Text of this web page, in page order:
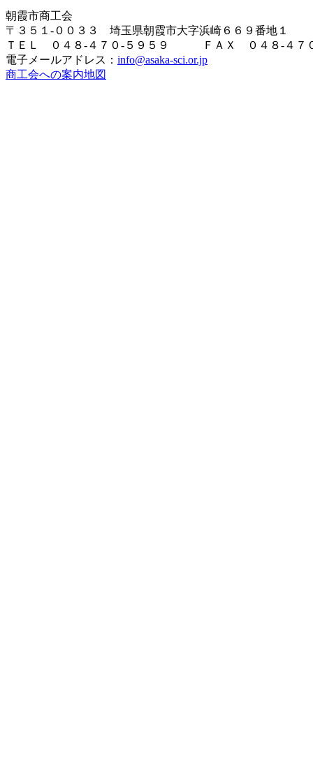
朝霞市商工会
〒３５１-００３３ 埼玉県朝霞市大字浜崎６６９番地１
ＴＥＬ ０４８-４７０-５９５９ ＦＡＸ ０４８-４７
電子メールアドレス： info@asaka-sci.or.jp
商工会への案内地図